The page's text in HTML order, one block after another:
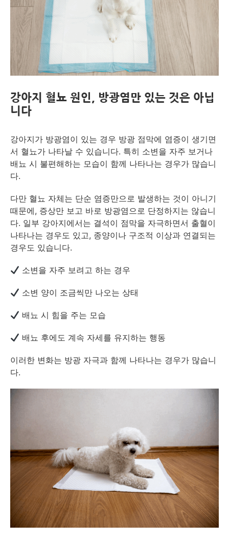
강아지 혈뇨 원인, 방광염만 있는 것은 아닙
니다
강아지가 방광염이 있는 경우 방광 점막에 염증이 생기면
서 혈뇨가 나타날 수 있습니다. 특히 소변을 자주 보거나
배뇨 시 불편해하는 모습이 함께 나타나는 경우가 많습니
다.
다만 혈뇨 자체는 단순 염증만으로 발생하는 것이 아니기
때문에, 증상만 보고 바로 방광염으로 단정하지는 않습니
다. 일부 강아지에서는 결석이 점막을 자극하면서 출혈이
나타나는 경우도 있고, 종양이나 구조적 이상과 연결되는
경우도 있습니다.
소변을 자주 보려고 하는 경우
소변 양이 조금씩만 나오는 상태
배뇨 시 힘을 주는 모습
배뇨 후에도 계속 자세를 유지하는 행동
이러한 변화는 방광 자극과 함께 나타나는 경우가 많습니
다.